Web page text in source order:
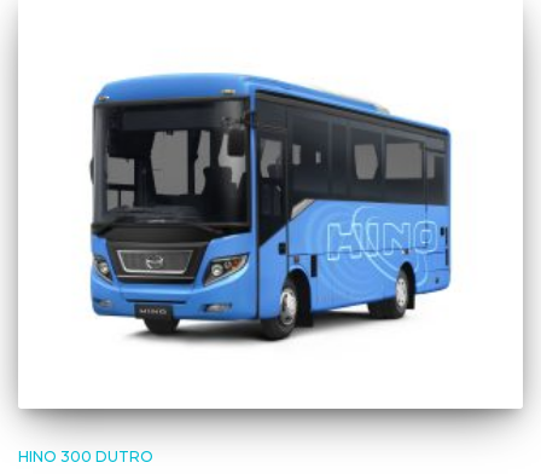
HINO 300 DUTRO